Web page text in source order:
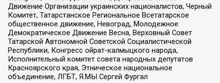
Движение Организации украинских националистов, Черный
Комитет, Татарстанское Региональное Всетатарское
общественное движение, Невоград, Молодежное
Демократическое Движение Весна, Верховный Совет
Татарской Автономной Советской Социалистической
Республики, Конгресс ойрат-калмыцкого народа,
Исполнительный комитет совета народных депутатов
Красноярского края, Этническое национальное
объединение, ЛГБТ, Я.МЫ Сергей Фургал